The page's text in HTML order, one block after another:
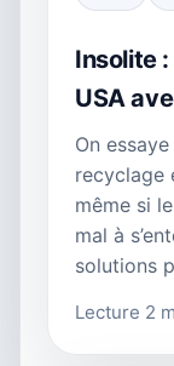
Insolite
USA
On
recyclage
même si
mal à
solutions
Lecture 2